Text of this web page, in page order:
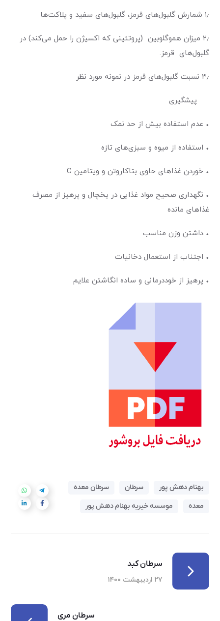
۱٫ شمارش گلبول‌های قرمز، گلبول‌های سفید و پلاکت‌ها
۲٫ میزان هموگلوبین (پروتئینی که اکسیژن را حمل می‌کند) در
گلبول‌های قرمز.
۳٫ نسبت گلبول‌های قرمز در نمونه مورد نظر
پیشگیری
• عدم استفاده بیش از حد نمک
• استفاده از میوه و سبزی‌های تازه
• خوردن غذاهای حاوی بتاکاروتن و ویتامین C
• نگهداری صحیح مواد غذایی در یخچال و پرهیز از مصرف
غذاهای مانده
• داشتن وزن مناسب
• اجتناب از استعمال دخانیات
• پرهیز از خوددرمانی و ساده انگاشتن علایم
بهنام دهش پور سرطان
سرطان معده
معده
موسسه خیریه بهنام دهش پور
سرطان کبد
۲۷ اردیبهشت ۱۴۰۰
سرطان مری